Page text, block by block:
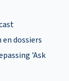
dossiers
'Ask